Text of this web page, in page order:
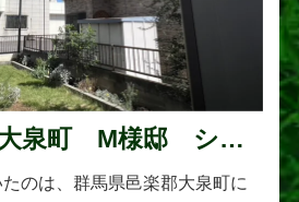
大泉町 M様邸 シマ
と抜根作業
のは、群馬県邑楽郡大泉町に